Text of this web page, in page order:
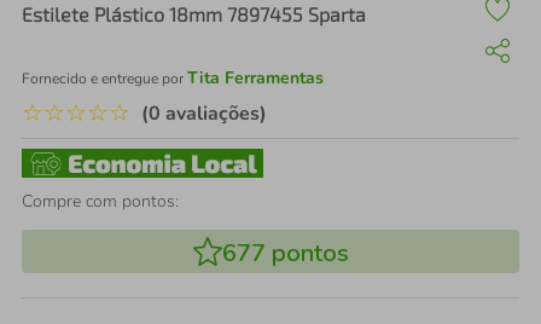
Estilete Plástico 18mm 7897455 Sparta
Fornecido e entregue porTita Ferramentas
☆☆☆☆☆ (0 avaliações)
Compre com pontos:
677 pontos